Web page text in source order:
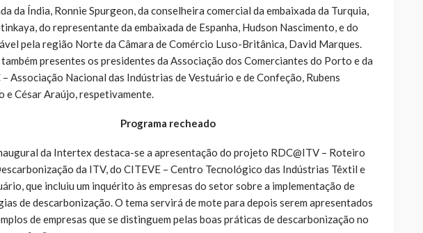
da Índia, Ronnie Spurgeon, da conselheira comercial da embaixada da Turquia,
do representante da embaixada de Espanha, Hudson Nascimento, e do
pela região Norte da Câmara de Comércio Luso-Britânica, David Marques.
presentes os presidentes da Associação dos Comerciantes do Porto e da
– Associação Nacional das Indústrias de Vestuário e de Confeção, Rubens
e César Araújo, respetivamente.
Programa recheado
da Intertex destaca-se a apresentação do projeto RDC@ITV – Roteiro
da ITV, do CITEVE – Centro Tecnológico das Indústrias Têxtil e
que incluiu um inquérito às empresas do setor sobre a implementação de
de descarbonização. O tema servirá de mote para depois serem apresentados
de empresas que se distinguem pelas boas práticas de descarbonização no